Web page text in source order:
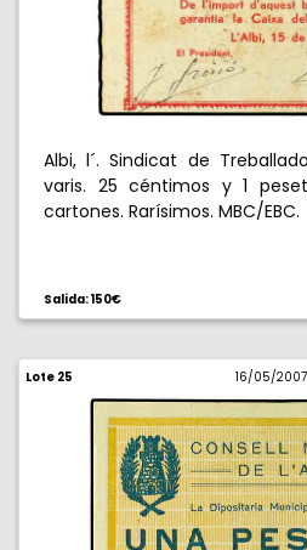
Albi, l´. Sindicat de
varis. 25 céntimos y 1
cartones. Rarísimos. MBC/EBC.
Salida: 150€
Lote 25 16/05/2007